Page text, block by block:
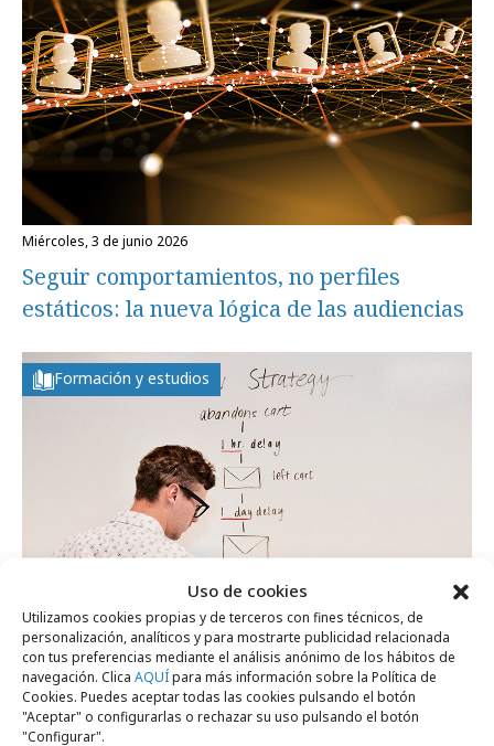
Uso de cookies
Utilizamos cookies propias y de terceros con fines técnicos, de
personalización, analíticos y para mostrarte publicidad relacionada
con tus preferencias mediante el análisis anónimo de los hábitos de
navegación. Clica AQUÍpara más información sobre la Política de
Cookies. Puedes aceptar todas las cookies pulsando el botón
"Aceptar" o configurarlas o rechazar su uso pulsando el botón
"Configurar".
miércoles, 3 de junio 2026
Seguir comportamientos, no perfiles
estáticos: la nueva lógica de las audiencias
Formación y estudios
viernes, 20 de marzo 2026
Por qué los profesionales del marketing
apuestan por la formación digital continua